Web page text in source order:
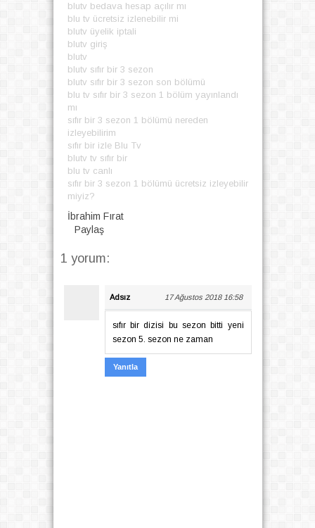
blutv bedava hesap açılır mı
blu tv ücretsiz izlenebilir mi
blutv üyelik iptali
blutv giriş
blutv
blutv sıfır bir 3 sezon
blutv sıfır bir 3 sezon son bölümü
blu tv sıfır bir 3 sezon 1 bölüm yayınlandı
mı
sıfır bir 3 sezon 1 bölümü nereden
izleyebilirim
sıfır bir izle Blu Tv
blutv tv sıfır bir
blu tv canlı
sıfır bir 3 sezon 1 bölümü ücretsiz izleyebilir
miyiz?
İbrahim Fırat
Paylaş
1 yorum:
Adsız 17 Ağustos 2018 16:58
sıfır bir dizisi bu sezon bitti yeni
sezon 5. sezon ne zaman
Yanıtla